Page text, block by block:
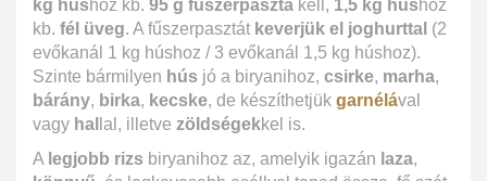
kg húshoz kb. 95 g fűszerpaszta kell, 1,5 kg húshoz
kb. fél üveg. A fűszerpasztát keverjük el joghurttal (2
evőkanál 1 kg húshoz / 3 evőkanál 1,5 kg húshoz).
Szinte bármilyen hús jó a biryanihoz, csirke, marha,
bárány, birka, kecske, de készíthetjük garnélával
vagy hal lal, illetve zöldségekkel is.
A legjobb rizs biryanihoz az, amelyik igazán laza,